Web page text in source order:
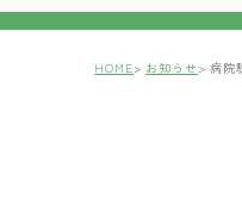
HOME お知らせ 病院